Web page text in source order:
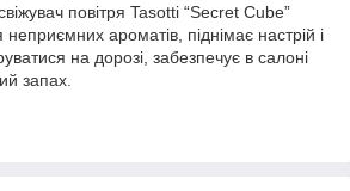
повітря Tasotti “Secret Cube”
ароматів, піднімає настрій і
на дорозі, забезпечує в салоні
запах.